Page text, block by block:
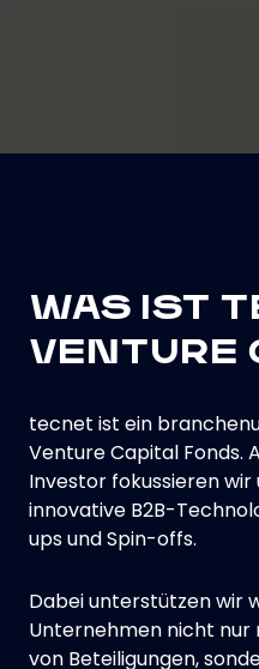
WAS IST
VENTURE
tecnet ist ein
Venture Capital Fonds.
Investor fokussieren
innovative B2B-
ups und Spin-offs.
Dabei unterstützen wir
Unternehmen nicht nur
von Beteiligungen,